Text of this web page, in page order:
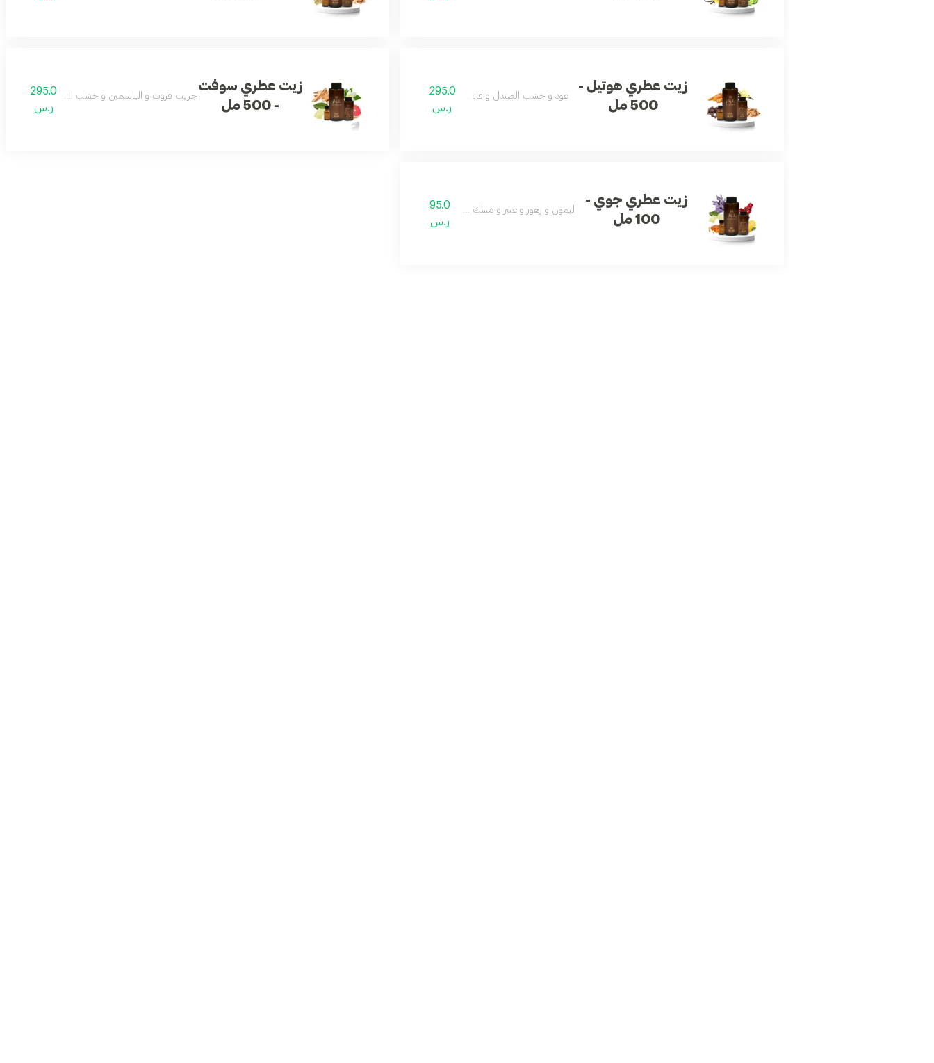
زيت عطري هوتيل -
500 مل
عود و خشب الصندل و فانيلا و جزر295.0
ر.س
زيت عطري سوفت
- 500 مل
جريب فروت و الياسمين و خشب الصندل و المسك
295.0
ر.س
زيت عطري جوي -
100 مل
ليمون و زهور و عنبر و مسك و باتشولي
95.0
ر.س